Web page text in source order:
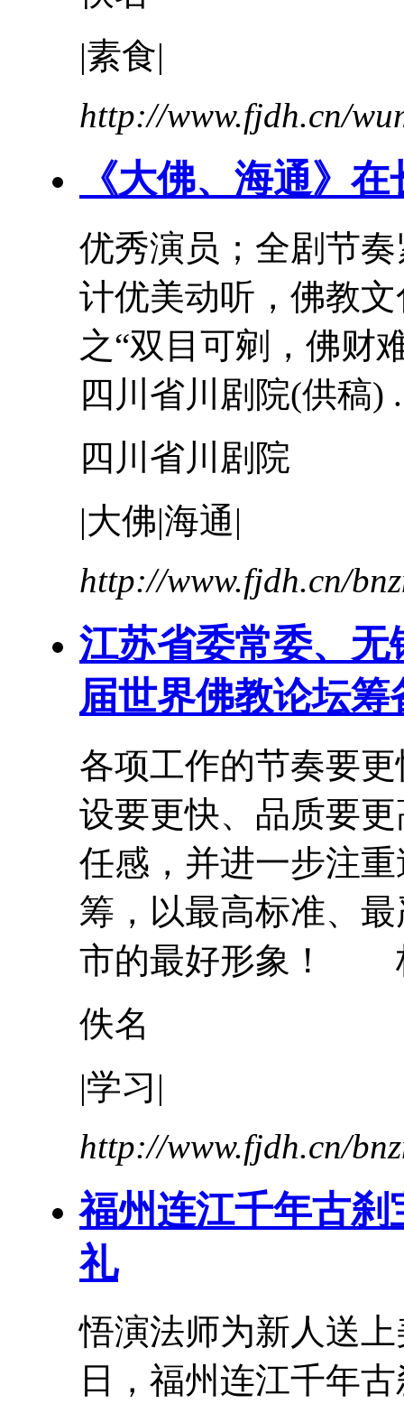
|素食|
http://www.fjdh.cn/
《大佛、海通》
优秀演员；全剧 节奏
计优美动听，佛教
之“双目可剜，佛财
四川省川剧院(供稿)
四川省川剧院
|大佛|海通|
http://www.fjdh.cn/
江苏省委常委、
届世界佛教论坛筹
各项工作的节奏要
设要更快、品质要
任感，并进一步注
筹，以最高标准、
市的最好形象！
佚名
|学习|
http://www.fjdh.cn/
福州连江千年古
礼
悟演法师为新人送
日，福州连江千年